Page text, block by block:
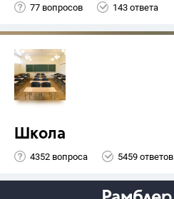
77 вопросов 143 ответа
Школа
4352 вопроса 5459 ответов